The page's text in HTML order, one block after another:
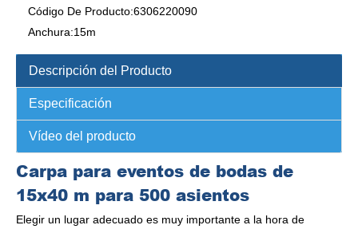
Código De Producto:6306220090
Anchura:15m
Descripción del Producto
Especificación
Vídeo del producto
Carpa para eventos de bodas de
15x40 m para 500 asientos
Elegir un lugar adecuado es muy importante a la hora de